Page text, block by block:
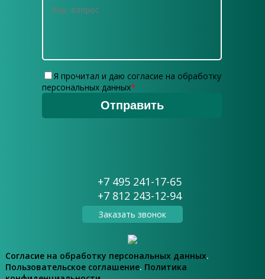
Я прочитал и даю согласие на обработку
персональных данных*
+7 495 241-17-65
+7 812 243-12-94
Заказать звонок
Согласие на обработку персональных данных.
Пользовательское соглашение. Политика